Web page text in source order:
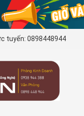
tuyến: 0898448944